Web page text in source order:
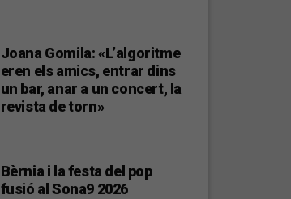
Joana Gomila: «L’algoritme
eren els amics, entrar dins
un bar, anar a un concert, la
revista de torn»
Bèrnia i la festa del pop
fusió al Sona9 2026